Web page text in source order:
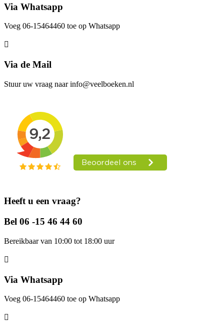
Via Whatsapp
Voeg 06-15464460 toe op Whatsapp
Via de Mail
Stuur uw vraag naar info@veelboeken.nl
Heeft u een vraag?
Bel 06 -15 46 44 60
Bereikbaar van 10:00 tot 18:00 uur
Via Whatsapp
Voeg 06-15464460 toe op Whatsapp